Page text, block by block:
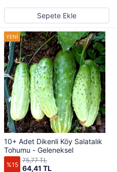
Sepete Ekle
10+ Adet Dikenli Köy Salatalık
Tohumu - Geleneksel
%15 64,41 TL
75,77 TL